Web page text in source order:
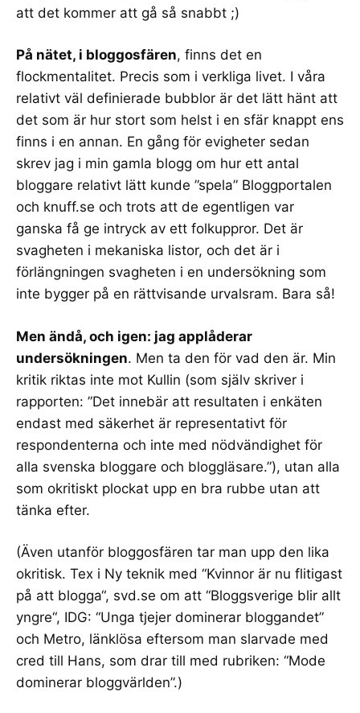
att det kommer att gå så snabbt ;)
På nätet, i bloggosfären, finns det en
flockmentalitet. Precis som i verkliga livet. I våra
relativt väl definierade bubblor är det lätt hänt att
det som är hur stort som helst i en sfär knappt ens
finns i en annan. En gång för evigheter sedan
skrev jag i min gamla blogg om hur ett antal
bloggare relativt lätt kunde ”spela” Bloggportalen
och knuff.se och trots att de egentligen var
ganska få ge intryck av ett folkuppror. Det är
svagheten i mekaniska listor, och det är i
förlängningen svagheten i en undersökning som
inte bygger på en rättvisande urvalsram. Bara så!
Men ändå, och igen: jag applåderar
undersökningen. Men ta den för vad den är. Min
kritik riktas inte mot Kullin (som själv skriver i
rapporten: ”Det innebär att resultaten i enkäten
endast med säkerhet är representativt för
respondenterna och inte med nödvändighet för
alla svenska bloggare och bloggläsare.”), utan alla
som okritiskt plockat upp en bra rubbe utan att
tänka efter.
(Även utanför bloggosfären tar man upp den lika
okritisk. Tex i Ny teknik med “Kvinnor är nu flitigast
på att blogga“, svd.se om att “Bloggsverige blir allt
yngre“, IDG: “Unga tjejer dominerar bloggandet”
och Metro, länklösa eftersom man slarvade med
cred till Hans, som drar till med rubriken: “Mode
dominerar bloggvärlden”.)